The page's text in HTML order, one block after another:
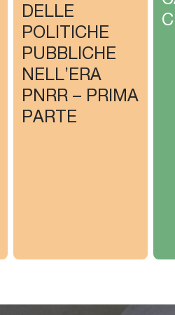
DELLE
POLITICHE
PUBBLICHE
NELL’ERA
PNRR – PRIMA
PARTE